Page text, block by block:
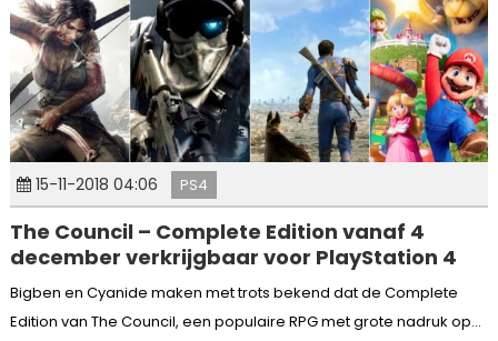
15-11-2018 04:06 PS4
The Council – Complete Edition vanaf 4
december verkrijgbaar voor PlayStation 4
Bigben en Cyanide maken met trots bekend dat de Complete
Edition van The Council, een populaire RPG met grote nadruk op...